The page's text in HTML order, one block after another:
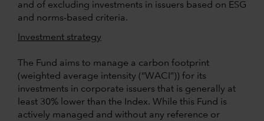
and of excluding investments in issuers based on ESG
and norms-based criteria.
Investment strategy
The Fund aims to manage a carbon footprint
(weighted average intensity (“WACI”)) for its
investments in corporate issuers that is generally at
least 30% lower than the Index. While this Fund is
actively managed and without any reference or